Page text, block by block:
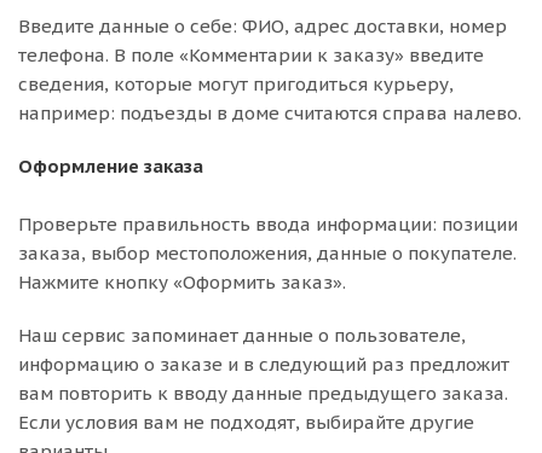
Введите данные о себе: ФИО, адрес доставки, номер
телефона. В поле «Комментарии к заказу» введите
сведения, которые могут пригодиться курьеру,
например: подъезды в доме считаются справа налево.
Оформление заказа
Проверьте правильность ввода информации: позиции
заказа, выбор местоположения, данные о покупателе.
Нажмите кнопку «Оформить заказ».
Наш сервис запоминает данные о пользователе,
информацию о заказе и в следующий раз предложит
вам повторить к вводу данные предыдущего заказа.
Если условия вам не подходят, выбирайте другие